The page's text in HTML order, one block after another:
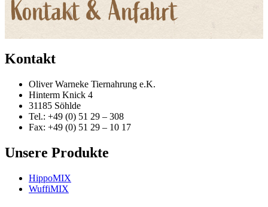
Kontakt
Oliver Warneke Tiernahrung e.K.
Hinterm Knick 4
31185 Söhlde
Tel.: +49 (0) 51 29 – 308
Fax: +49 (0) 51 29 – 10 17
Unsere Produkte
HippoMIX
WuffiMIX